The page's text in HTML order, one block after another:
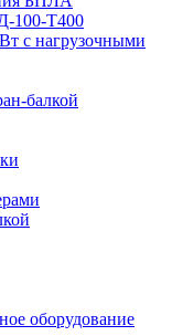
100-Т400
с нагрузочными
балкой
оборудование